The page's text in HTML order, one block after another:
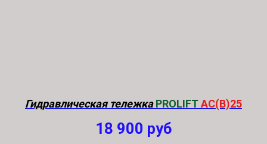
Гидравлическая тележкаPROLIFTAC(B)25
18 900 руб